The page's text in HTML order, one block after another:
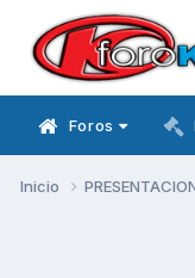
Foros
Inicio